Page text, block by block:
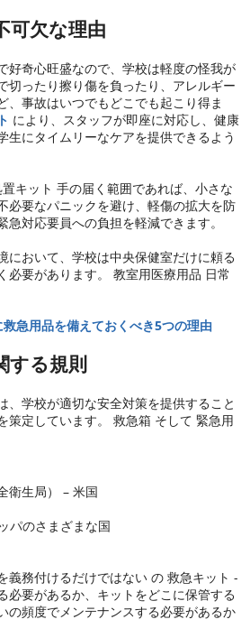
可欠な理由
好奇心旺盛なので、学校は軽度の怪我が
切ったり擦り傷を負ったり、アレルギー
、事故はいつでもどこでも起こり得ま
により、スタッフが即座に対応し、健康
生にタイムリーなケアを提供できるよう
キット 手の届く範囲であれば、小さな
必要なパニックを避け、軽傷の拡大を防
急対応要員への負担を軽減できます。
において、学校は中央保健室だけに頼る
必要があります。 教室用医療用品 日常
急用品を備えておくべき5つの理由
する規則
、学校が適切な安全対策を提供すること
策定しています。 救急箱 そして 緊急用
衛生局） – 米国
パのさまざまな国
義務付けるだけではない の 救急キット -
必要があるか、キットをどこに保管する
の頻度でメンテナンスする必要があるか